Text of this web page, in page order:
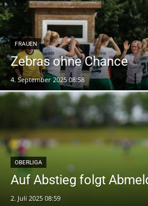
FRAUEN
Zebras ohne Chance
4. September 2025 08:58
OBERLIGA
Auf Abstieg folgt
2. Juli 2025 08:59